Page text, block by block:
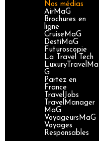
Nos médias
AirMaG
Brochures en
ligne
CruiseMaG
DestiMaG
Futuroscopie
La Travel Tech
LuxuryTravelMa
G
Partez en
France
TravelJobs
TravelManager
MaG
VoyageursMaG
Voyages
Responsables